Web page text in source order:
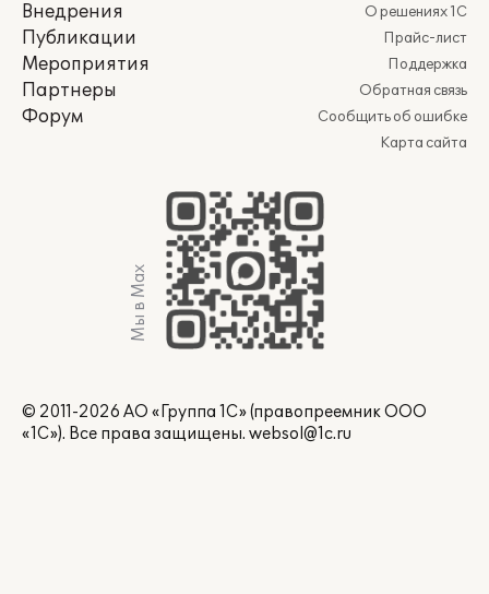
Внедрения
Публикации
Мероприятия
Партнеры
Форум
О решениях 1С
Прайс-лист
Поддержка
Обратная связь
Сообщить об ошибке
Карта сайта
Мы в Max
© 2011-2026 АО «Группа 1С» (правопреемник ООО
«1С»). Все права защищены. websol@1c.ru